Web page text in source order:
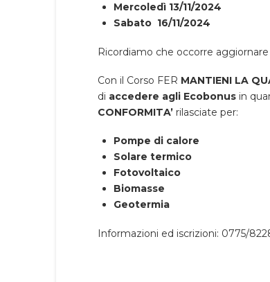
Mercoledì 13/11/2024
Sabato 16/11/2024
Ricordiamo che occorre
Con il Corso FER MANTIENI LA
di accedere agli Ecobonusin
CONFORMITA’rilasciate per:
Pompe di calore
Solare termico
Fotovoltaico
Biomasse
Geotermia
Informazioni ed iscrizioni: 0775/